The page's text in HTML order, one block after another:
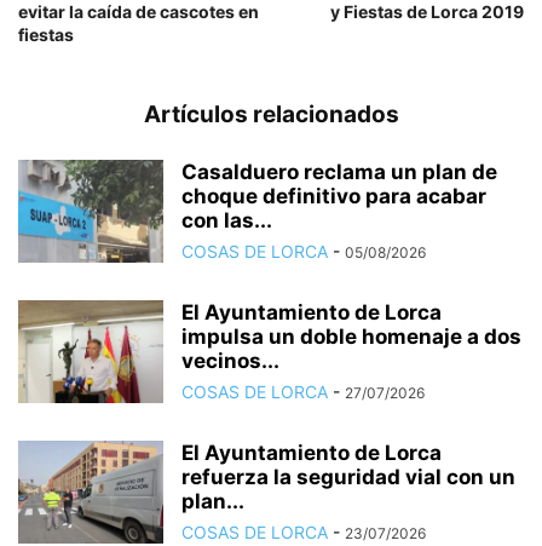
evitar la caída de cascotes en
fiestas
y Fiestas de Lorca 2019
Artículos relacionados
Casalduero reclama un plan de
choque definitivo para acabar
con las...
COSAS DE LORCA - 05/08/2026
El Ayuntamiento de Lorca
impulsa un doble homenaje a dos
vecinos...
COSAS DE LORCA - 27/07/2026
El Ayuntamiento de Lorca
refuerza la seguridad vial con un
plan...
COSAS DE LORCA - 23/07/2026